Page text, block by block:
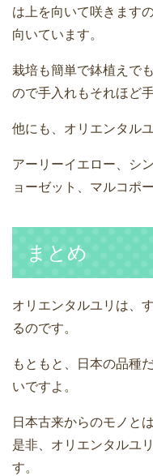
は上を向いて咲きます
向いています。
栽培も簡単で鉢植えで
ので手入れもそれほど
他にも、オリエンタル
アーリーイエロー、シ
ョーゼット、マルコポ
まとめ
オリエンタルユリは、
るのです。
もともと、日本の品種
いですよ。
日本古来からのモノと
是非、オリエンタルユ
す。